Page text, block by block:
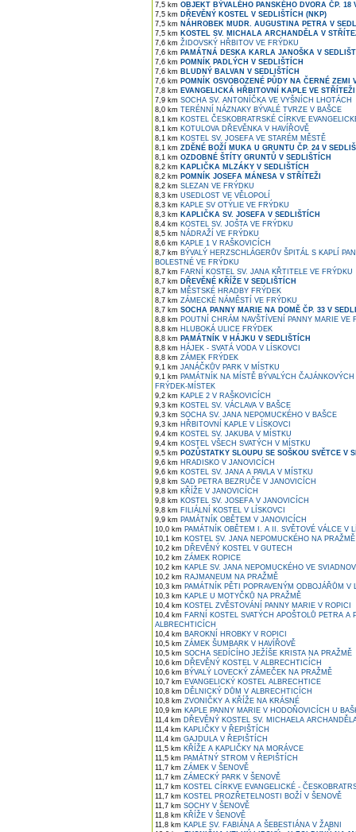
7,5 km OBJEKT BÝVALÉHO PANSKÉHO DVORA ČP. 18
7,5 km DŘEVĚNÝ KOSTEL V SEDLIŠTÍCH (NKP)
7,5 km NÁHROBEK MUDR. AUGUSTINA PETRA V
7,5 km KOSTEL SV. MICHALA ARCHANDĚLA V
7,6 km ŽIDOVSKÝ HŘBITOV VE FRÝDKU
7,6 km PAMÁTNÁ DESKA KARLA JANOŠKA V
7,6 km POMNÍK PADLÝCH V SEDLIŠTÍCH
7,6 km BLUDNÝ BALVAN V SEDLIŠTÍCH
7,6 km POMNÍK OSVOBOZENÉ PŮDY NA ČERNÉ ZEMI
7,8 km EVANGELICKÁ HŘBITOVNÍ KAPLE VE STŘÍTEŽI
7,9 km SOCHA SV. ANTONÍČKA VE VYŠNÍCH LHOTÁCH
8,0 km TERÉNNÍ NÁZNAKY BÝVALÉ TVRZE V BAŠCE
8,1 km KOSTEL ČESKOBRATRSKÉ CÍRKVE
8,1 km KOTULOVA DŘEVĚNKA V HAVÍŘOVĚ
8,1 km KOSTEL SV. JOSEFA VE STARÉM MĚSTĚ
8,1 km ZDĚNÉ BOŽÍ MUKA U GRUNTU ČP. 24 V
8,1 km OZDOBNÉ ŠTÍTY GRUNTŮ V SEDLIŠTÍCH
8,2 km KAPLIČKA MLZÁKY V SEDLIŠTÍCH
8,2 km POMNÍK JOSEFA MÁNESA V STŘÍTEŽI
8,2 km SLEZAN VE FRÝDKU
8,3 km USEDLOST VE VĚLOPOLÍ
8,3 km KAPLE SV OTÝLIE VE FRÝDKU
8,3 km KAPLIČKA SV. JOSEFA V SEDLIŠTÍCH
8,4 km KOSTEL SV. JOŠTA VE FRÝDKU
8,5 km NÁDRAŽÍ VE FRÝDKU
8,6 km KAPLE 1 V RAŠKOVICÍCH
8,7 km BÝVALÝ HERZSCHLÁGERŮV ŠPITÁL S KAPLÍ
BOLESTNÉ VE FRÝDKU
8,7 km FARNÍ KOSTEL SV. JANA KŘTITELE VE FRÝDKU
8,7 km DŘEVĚNÉ KŘÍŽE V SEDLIŠTÍCH
8,7 km MĚSTSKÉ HRADBY FRÝDEK
8,7 km ZÁMECKÉ NÁMĚSTÍ VE FRÝDKU
8,7 km SOCHA PANNY MARIE NA DOMĚ ČP. 33 V
8,8 km POUTNÍ CHRÁM NAVŠTÍVENÍ PANNY MARIE VE
8,8 km HLUBOKÁ ULICE FRÝDEK
8,8 km PAMÁTNÍK V HÁJKU V SEDLIŠTÍCH
8,8 km HÁJEK - SVATÁ VODA V LÍSKOVCI
8,8 km ZÁMEK FRÝDEK
9,1 km JANÁČKŮV PARK V MÍSTKU
9,1 km PAMÁTNÍK NA MÍSTĚ BÝVALÝCH
FRÝDEK-MÍSTEK
9,2 km KAPLE 2 V RAŠKOVICÍCH
9,3 km KOSTEL SV. VÁCLAVA V BAŠCE
9,3 km SOCHA SV. JANA NEPOMUCKÉHO V BAŠCE
9,3 km HŘBITOVNÍ KAPLE V LÍSKOVCI
9,4 km KOSTEL SV. JAKUBA V MÍSTKU
9,4 km KOSTEL VŠECH SVATÝCH V MÍSTKU
9,5 km POZŮSTATKY SLOUPU SE SOŠKOU SVĚTCE V
9,6 km HRADISKO V JANOVICÍCH
9,6 km KOSTEL SV. JANA A PAVLA V MÍSTKU
9,8 km SAD PETRA BEZRUČE V JANOVICÍCH
9,8 km KŘÍŽE V JANOVICÍCH
9,8 km KOSTEL SV. JOSEFA V JANOVICÍCH
9,8 km FILIÁLNÍ KOSTEL V LÍSKOVCI
9,9 km PAMÁTNÍK OBĚTEM V JANOVICÍCH
10,0 km PAMÁTNÍK OBĚTEM I. A II. SVĚTOVÉ VÁLCE V
10,1 km KOSTEL SV. JANA NEPOMUCKÉHO NA PRAŽMĚ
10,2 km DŘEVĚNÝ KOSTEL V GUTECH
10,2 km ZÁMEK ROPICE
10,2 km KAPLE SV. JANA NEPOMUCKÉHO VE
10,2 km RAJMANEUM NA PRAŽMĚ
10,3 km PAMÁTNÍK PĚTI POPRAVENÝM ODBOJÁŘŮM V
10,3 km KAPLE U MOTYČKŮ NA PRAŽMĚ
10,4 km KOSTEL ZVĚSTOVÁNÍ PANNY MARIE V ROPICI
10,4 km FARNÍ KOSTEL SVATÝCH APOŠTOLŮ PETRA A
ALBRECHTICÍCH
10,4 km BAROKNÍ HROBKY V ROPICI
10,5 km ZÁMEK ŠUMBARK V HAVÍŘOVĚ
10,5 km SOCHA SEDÍCÍHO JEŽÍŠE KRISTA NA PRAŽMĚ
10,6 km DŘEVĚNÝ KOSTEL V ALBRECHTICÍCH
10,6 km BÝVALÝ LOVECKÝ ZÁMEČEK NA PRAŽMĚ
10,7 km EVANGELICKÝ KOSTEL ALBRECHTICE
10,8 km DĚLNICKÝ DŮM V ALBRECHTICÍCH
10,8 km ZVONIČKY A KŘÍŽE NA KRÁSNÉ
10,9 km KAPLE PANNY MARIE V HODOŇOVICÍCH U
11,4 km DŘEVĚNÝ KOSTEL SV. MICHAELA
11,4 km KAPLIČKY V ŘEPIŠTÍCH
11,4 km GAJDULA V ŘEPIŠTÍCH
11,5 km KŘÍŽE A KAPLIČKY NA MORÁVCE
11,5 km PAMÁTNÝ STROM V ŘEPIŠTÍCH
11,7 km ZÁMEK V ŠENOVĚ
11,7 km ZÁMECKÝ PARK V ŠENOVĚ
11,7 km KOSTEL CÍRKVE EVANGELICKÉ -
11,7 km KOSTEL PROZŘETELNOSTI BOŽÍ V ŠENOVĚ
11,7 km SOCHY V ŠENOVĚ
11,8 km KŘÍŽE V ŠENOVĚ
11,8 km KAPLE SV. FABIÁNA A ŠEBESTIÁNA V ŽABNI